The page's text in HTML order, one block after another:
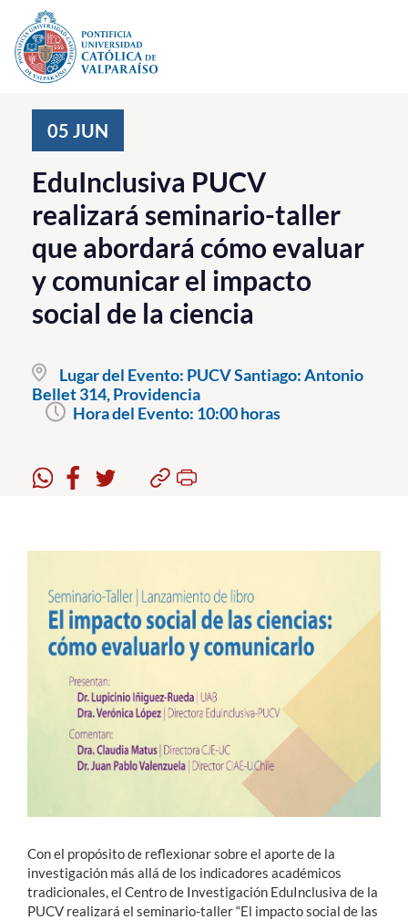
Click acá para ir directamente al contenido
Investigación, Creación e Innovación
PUCV Internacional
Vinculación con el Medio
Admisión
Pregrado
Postgrado
Formación Continua
Académicos
English
05 JUN
EduInclusiva PUCV
realizará seminario-taller
que abordará cómo evaluar
y comunicar el impacto
social de la ciencia
Lugar del Evento: PUCV Santiago: Antonio
Bellet 314, Providencia
Hora del Evento: 10:00 horas
Con el propósito de reflexionar sobre el aporte de la
investigación más allá de los indicadores académicos
tradicionales, el Centro de Investigación EduInclusiva de la
PUCV realizará el seminario-taller “El impacto social de las